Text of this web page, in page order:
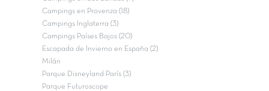
Campings en Provenza (18)
Campings Inglaterra (3)
Campings Países Bajos (20)
Escapada de Invierno en España (2)
Milán
Parque Disneyland París (3)
Parque Futuroscope